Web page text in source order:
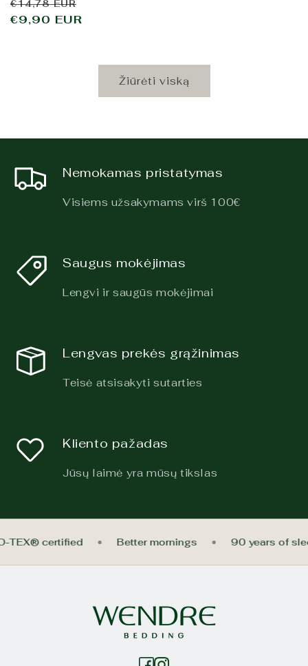
Įprasta
kaina
€14,78 EUR
€9,90 EUR
Žiūrėti viską
Nemokamas pristatymas
Visiems užsakymams virš 100€
Saugus mokėjimas
Lengvi ir saugūs mokėjimai
Lengvas prekės grąžinimas
Teisė atsisakyti sutarties
Kliento pažadas
Jūsų laimė yra mūsų tikslas
TEX® certified Better mornings 90 years of